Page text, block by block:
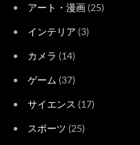
アート・漫画 (25)
インテリア (3)
カメラ (14)
ゲーム (37)
サイエンス (17)
スポーツ (25)